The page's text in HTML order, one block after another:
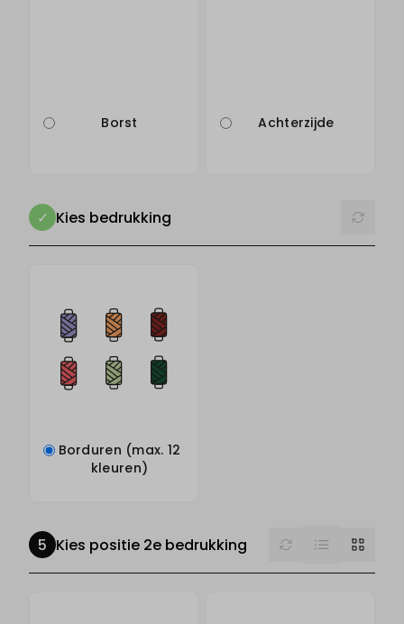
Borst Achterzijde
Kies bedrukking Reset
Borduren (max. 12
kleuren)
Kies positie 2e bedrukking Reset List Grid